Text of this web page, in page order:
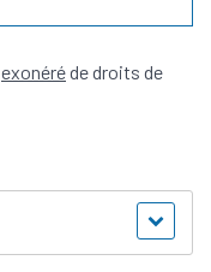
exonéréde droits de